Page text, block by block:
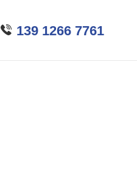
 139 1266 7761